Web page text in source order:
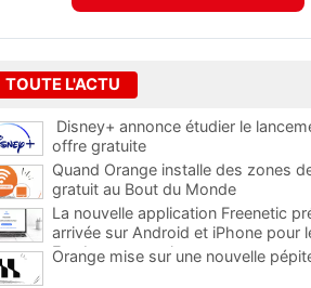
TOUTE L'ACTU
Disney+ annonce étudier le
offre gratuite
Quand Orange installe des zones
gratuit au Bout du Monde
La nouvelle application Freenetic
arrivée sur Android et iPhone pour
Freebox, testez la
Orange mise sur une nouvelle